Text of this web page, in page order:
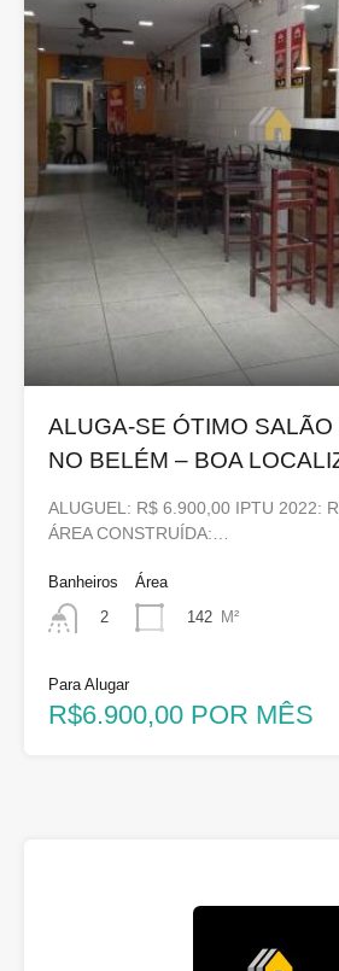
ALUGA-SE ÓTIMO
NO BELÉM – BOA
ALUGUEL: R$ 6.900,00 IPTU 2022:
ÁREA CONSTRUÍDA:…
Banheiros
2
Área
142 M²
Para Alugar
R$6.900,00 POR MÊS